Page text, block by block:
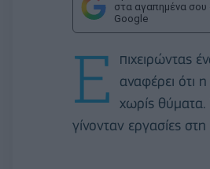
στα αγαπημένα σου
Google
Ε
πιχειρώντας
αναφέρει ότι
χωρίς
γίνονταν εργασίες